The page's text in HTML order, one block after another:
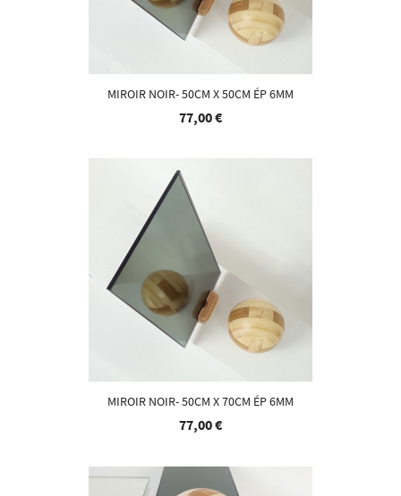
MIROIR NOIR- 50CM X 50CM ÉP 6MM
77,00 €
MIROIR NOIR- 50CM X 70CM ÉP 6MM
77,00 €